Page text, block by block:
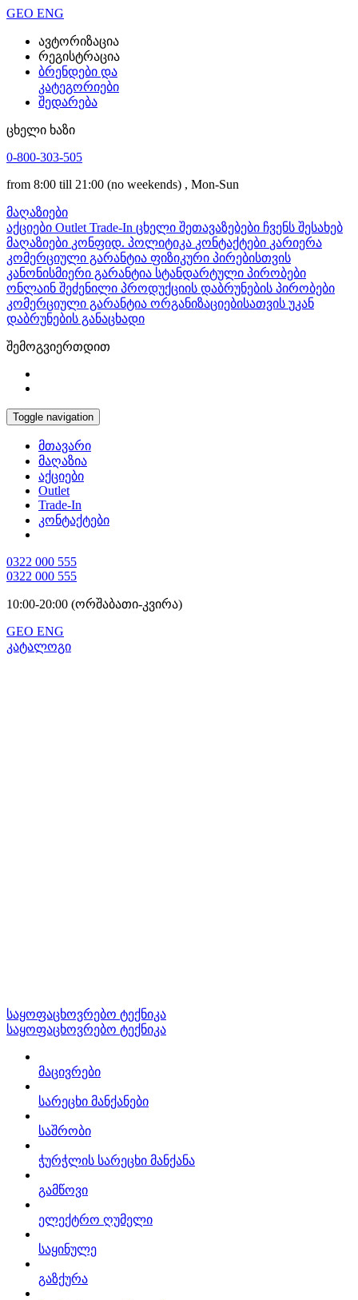
GEO ENG
ავტორიზაცია
რეგისტრაცია
ბრენდები და
კატეგორიები
შედარება
ცხელი ხაზი
0-800-303-505
from 8:00 till 21:00 (no weekends) , Mon-Sun
მაღაზიები
აქციები Outlet Trade-In ცხელი შეთავაზებები ჩვენს შესახებ
მაღაზიები კონფიდ. პოლიტიკა კონტაქტები კარიერა
კომერციული გარანტია ფიზიკური პირებისთვის
კანონისმიერი გარანტია სტანდარტული პირობები
ონლაინ შეძენილი პროდუქციის დაბრუნების პირობები
კომერციული გარანტია ორგანიზაციებისათვის უკან
დაბრუნების განაცხადი
შემოგვიერთდით
Toggle navigation
მთავარი
მაღაზია
აქციები
Outlet
Trade-In
კონტაქტები
0322 000 555
0322 000 555
10:00-20:00 (ორშაბათი-კვირა)
GEO ENG
კატალოგი
საყოფაცხოვრებო ტექნიკა
საყოფაცხოვრებო ტექნიკა
მაცივრები
სარეცხი მანქანები
საშრობი
ჭურჭლის სარეცხი მანქანა
გამწოვი
ელექტრო ღუმელი
საყინულე
გაზქურა